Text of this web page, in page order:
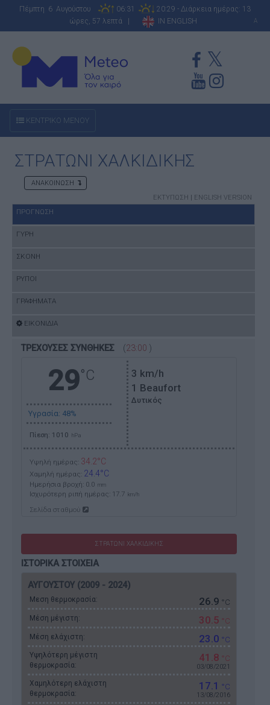
Πέμπτη 6 Αυγούστου 06:31
20:29 - Διάρκεια ημέρας: 13
ώρες, 57 λεπτά |
IN ENGLISH A
ΚΕΝΤΡΙΚΟ ΜΕΝΟΥ
ΣΤΡΑΤΩΝΙ ΧΑΛΚΙΔΙΚΗΣ
ΑΝΑΚΟΙΝΩΣΗ
ΕΚΤΥΠΩΣΗ | ENGLISH VERSION
ΠΡΟΓΝΩΣΗ
ΓΥΡΗ
ΣΚΟΝΗ
ΡΥΠΟΙ
ΓΡΑΦΗΜΑΤΑ
ΕΙΚΟΝΙΔΙΑ
ΤΡΕΧΟΥΣΕΣ ΣΥΝΘΗΚΕΣ (23:00 )
29°C
Υγρασία: 48%
Πίεση: 1010 hPa
3 km/h
1 Beaufort
Δυτικός
Υψηλή ημέρας: 34.2°C
Χαμηλή ημέρας: 24.4°C
Ημερήσια βροχή: 0.0 mm
Ισχυρότερη ριπή ημέρας: 17.7 km/h
Σελίδα σταθμού
ΣΤΡΑΤΩΝΙ ΧΑΛΚΙΔΙΚΗΣ
ΙΣΤΟΡΙΚΑ ΣΤΟΙΧΕΙΑ
ΑΥΓΟΥΣΤΟΥ (2009 - 2024)
Μεση θερμοκρασία: 26.9 °C
Μέση μέγιστη: 30.5 °C
Μέση ελάχιστη: 23.0 °C
Υψηλότερη μέγιστη
θερμοκρασία:
41.8 °C
03/08/2021
Χαμηλότερη ελάχιστη
θερμοκρασία:
17.1 °C
13/08/2016